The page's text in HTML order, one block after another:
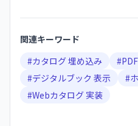
関連キーワード
#カタログ 埋め込み #
#デジタルブック 表示 #
#Webカタログ 実装